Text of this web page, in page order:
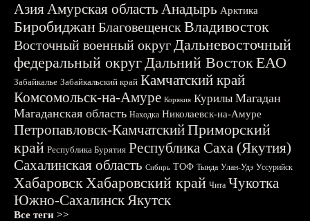
АзияАмурская область Анадырь Арктика
БиробиджанБлаговещенскВладивосток
Восточный военный округДальневосточный
федеральный округДальний ВостокЕАО
Забайкалье Забайкальский край Камчатский край
Комсомольск-на-Амуре Корякия Курилы Магадан
Магаданская область Находка Николаевск-на-Амуре
Петропавловск-КамчатскийПриморский
край Республика Бурятия Республика Саха (Якутия)
Сахалинская область Сибирь ТОФ Тында Улан-Удэ Уссурийск
ХабаровскХабаровский край Чита Чукотка
Южно-СахалинскЯкутск
Все теги >>